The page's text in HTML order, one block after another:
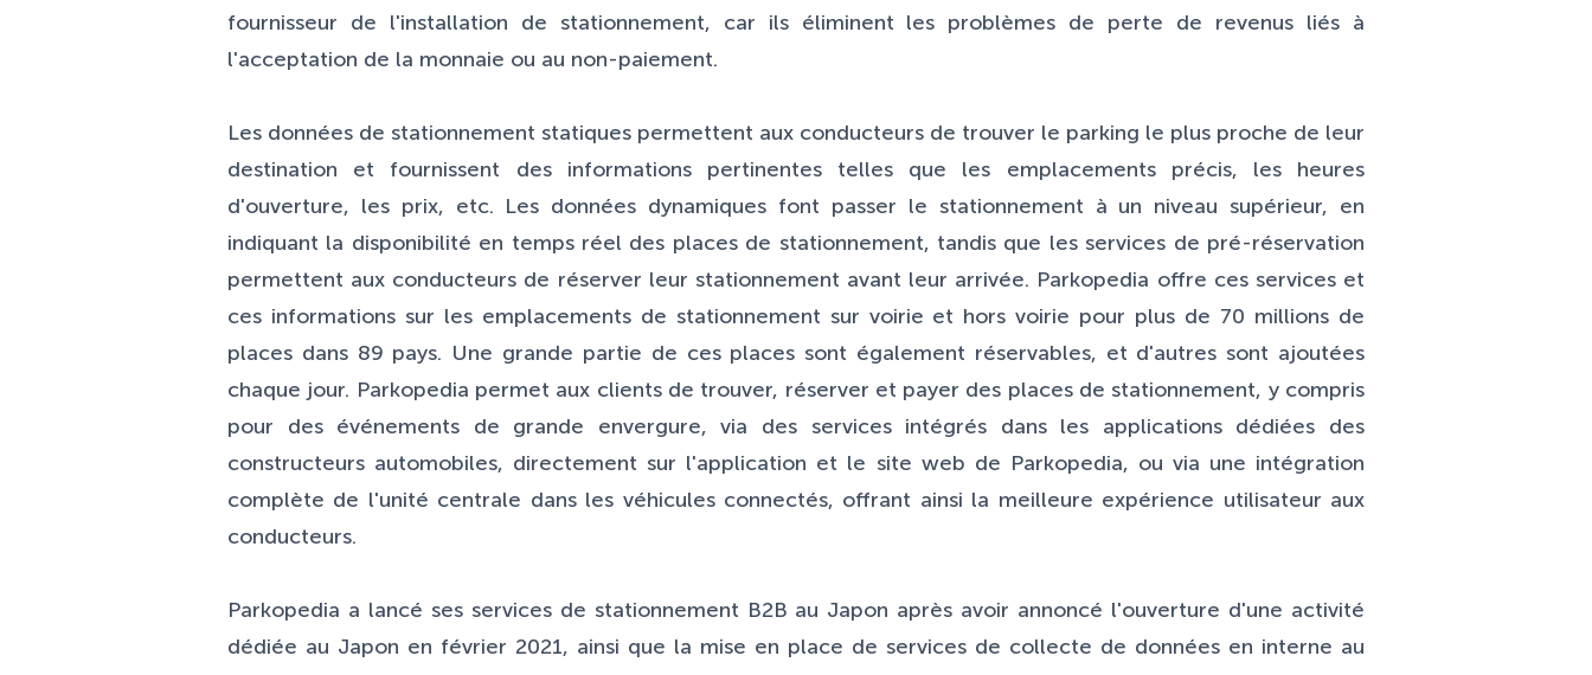
fournisseur de l'installation de stationnement, car ils éliminent les problèmes de perte de revenus liés à
l'acceptation de la monnaie ou au non-paiement.
Les données de stationnement statiques permettent aux conducteurs de trouver le parking le plus proche de leur
destination et fournissent des informations pertinentes telles que les emplacements précis, les heures
d'ouverture, les prix, etc. Les données dynamiques font passer le stationnement à un niveau supérieur, en
indiquant la disponibilité en temps réel des places de stationnement, tandis que les services de pré-réservation
permettent aux conducteurs de réserver leur stationnement avant leur arrivée. Parkopedia offre ces services et
ces informations sur les emplacements de stationnement sur voirie et hors voirie pour plus de 70 millions de
places dans 89 pays. Une grande partie de ces places sont également réservables, et d'autres sont ajoutées
chaque jour. Parkopedia permet aux clients de trouver, réserver et payer des places de stationnement, y compris
pour des événements de grande envergure, via des services intégrés dans les applications dédiées des
constructeurs automobiles, directement sur l'application et le site web de Parkopedia, ou via une intégration
complète de l'unité centrale dans les véhicules connectés, offrant ainsi la meilleure expérience utilisateur aux
conducteurs.
Parkopedia a lancé ses services de stationnement B2B au Japon après avoir annoncé l'ouverture d'une activité
dédiée au Japon en février 2021, ainsi que la mise en place de services de collecte de données en interne au